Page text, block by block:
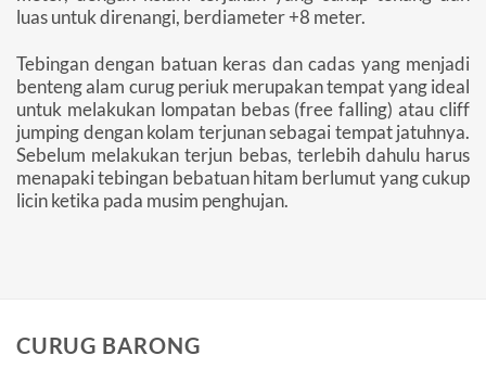
luas untuk direnangi, berdiameter +8 meter.
Tebingan dengan batuan keras dan cadas yang menjadi
benteng alam curug periuk merupakan tempat yang ideal
untuk melakukan lompatan bebas (free falling) atau cliff
jumping dengan kolam terjunan sebagai tempat jatuhnya.
Sebelum melakukan terjun bebas, terlebih dahulu harus
menapaki tebingan bebatuan hitam berlumut yang cukup
licin ketika pada musim penghujan.
CURUG BARONG